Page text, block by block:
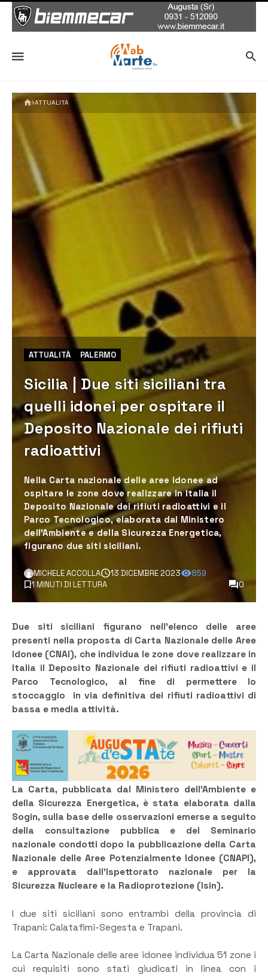
ATTUALITÀ
ATTUALITÀ PALERMO
Sicilia | Due siti siciliani tra
quelli idonei per ospitare il
Deposito Nazionale dei rifiuti
radioattivi
Nella Carta nazionale delle aree idonee ad
ospitare le zone dove realizzare in Italia il
Deposito Nazionale dei rifiuti radioattivi e il
Parco Tecnologico, elaborata dal Ministero
dell’Ambiente e della Sicurezza Energetica,
figurano due siti siciliani.
MICHELE ACCOLLA 13 DICEMBRE 2023
859
1 MINUTI DI LETTURA
0
Due siti siciliani figurano nell’elenco delle aree
presenti nella proposta di Carta Nazionale delle Aree
Idonee (CNAI), che individua le zone dove realizzare in
Italia il Deposito Nazionale dei rifiuti radioattivi e il
Parco Tecnologico, al fine di permettere lo
stoccaggio in via definitiva dei rifiuti radioattivi di
bassa e media attività.
La Carta, pubblicata dal Ministero dell’Ambiente e
della Sicurezza Energetica, è stata elaborata dalla
Sogin, sulla base delle osservazioni emerse a seguito
della consultazione pubblica e del Seminario
nazionale condotti dopo la pubblicazione della Carta
Nazionale delle Aree Potenzialmente Idonee (CNAPI),
e approvata dall’Ispettorato nazionale per la
Sicurezza Nucleare e la Radioprotezione (Isin).
I due siti siciliani sono entrambi della provincia di
Trapani: Calatafimi-Segesta e Trapani.
La Carta Nazionale delle aree idonee individua 51 zone i
cui requisiti sono stati giudicati in linea con i